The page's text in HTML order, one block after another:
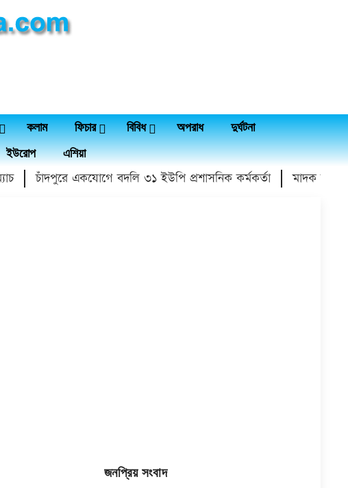
কলাম ফিচার বিবিধ অপরাধ
দুর্ঘটনা
ইউরোপ
এশিয়া
চাঁদপুরে একযোগে বদলি ৩১ ইউপি প্রশাসনিক কর্মকর্তা মাদক বিক্রয়
জনপ্রিয় সংবাদ